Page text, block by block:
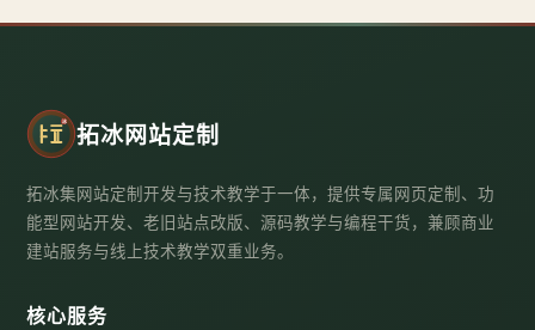
拓冰网站定制
拓冰集网站定制开发与技术教学于一体，提供专属网页定制、功
能型网站开发、老旧站点改版、源码教学与编程干货，兼顾商业
建站服务与线上技术教学双重业务。
核心服务